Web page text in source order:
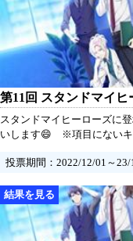
第11回 スタンドマイ
スタンドマイヒーローズに
いします😄 ※項目にないキ
投票期間：2022/12/01～23/